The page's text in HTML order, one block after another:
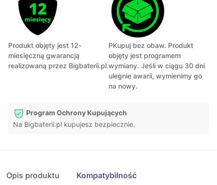
Produkt objęty jest 12-
miesięczną gwarancją
realizowaną przez Bigbaterii.pl.
PKupuj bez obaw. Produkt
objęty jest programem
wymiany. Jeśli w ciągu 30 dni
ulegnie awarii, wymienimy go
na nowy.
Program Ochrony Kupujących
Na Bigbaterii.pl kupujesz bezpiecznie.
Opis produktu Kompatybilność